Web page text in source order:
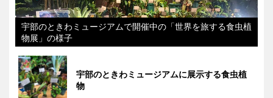
宇部のときわミュージアムで開催中の「世界を旅する食虫植
物展」の様子
宇部のときわミュージアムに展示する食虫植
物